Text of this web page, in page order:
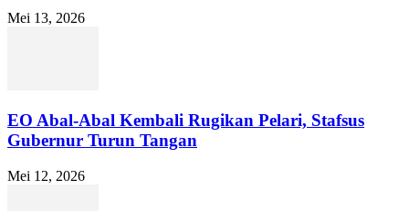
Mei 13, 2026
EO Abal-Abal Kembali Rugikan Pelari, Stafsus
Gubernur Turun Tangan
Mei 12, 2026